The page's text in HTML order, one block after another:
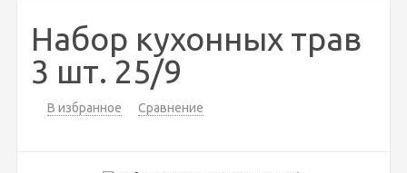
Набор кухонных трав
3 шт. 25/9
В избранное Сравнение